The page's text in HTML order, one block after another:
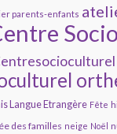
parents-enfants
Langue Etrangère Fête
des familles neige Noël